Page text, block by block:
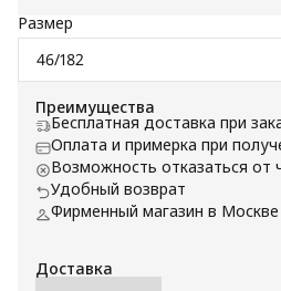
Размер
46/182
Преимущества
Бесплатная доставка при
Оплата и примерка при
Возможность отказаться от
Удобный возврат
Фирменный магазин в
Доставка